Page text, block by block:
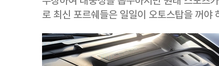
로 최신 포르쉐들은 일일이 오토스탑을 꺼야